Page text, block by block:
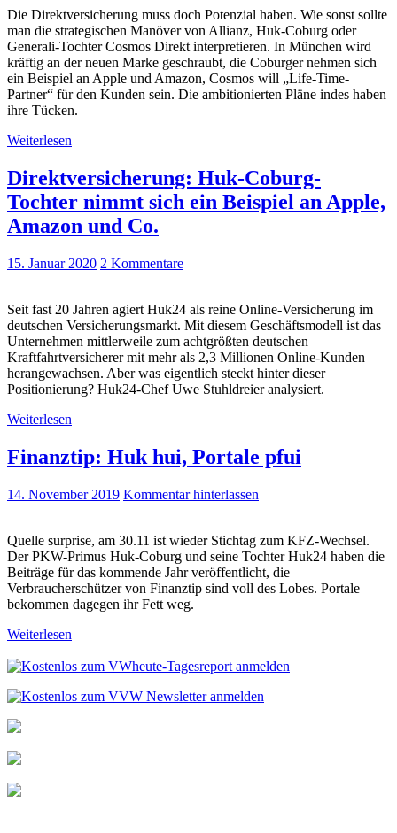
Die Direktversicherung muss doch Potenzial haben. Wie sonst sollte
man die strategischen Manöver von Allianz, Huk-Coburg oder
Generali-Tochter Cosmos Direkt interpretieren. In München wird
kräftig an der neuen Marke geschraubt, die Coburger nehmen sich
ein Beispiel an Apple und Amazon, Cosmos will „Life-Time-
Partner“ für den Kunden sein. Die ambitionierten Pläne indes haben
ihre Tücken.
Weiterlesen
Direktversicherung: Huk-Coburg-
Tochter nimmt sich ein Beispiel an Apple,
Amazon und Co.
15. Januar 2020 2 Kommentare
Seit fast 20 Jahren agiert Huk24 als reine Online-Versicherung im
deutschen Versicherungsmarkt. Mit diesem Geschäftsmodell ist das
Unternehmen mittlerweile zum achtgrößten deutschen
Kraftfahrtversicherer mit mehr als 2,3 Millionen Online-Kunden
herangewachsen. Aber was eigentlich steckt hinter dieser
Positionierung? Huk24-Chef Uwe Stuhldreier analysiert.
Weiterlesen
Finanztip: Huk hui, Portale pfui
14. November 2019 Kommentar hinterlassen
Quelle surprise, am 30.11 ist wieder Stichtag zum KFZ-Wechsel.
Der PKW-Primus Huk-Coburg und seine Tochter Huk24 haben die
Beiträge für das kommende Jahr veröffentlicht, die
Verbraucherschützer von Finanztip sind voll des Lobes. Portale
bekommen dagegen ihr Fett weg.
Weiterlesen